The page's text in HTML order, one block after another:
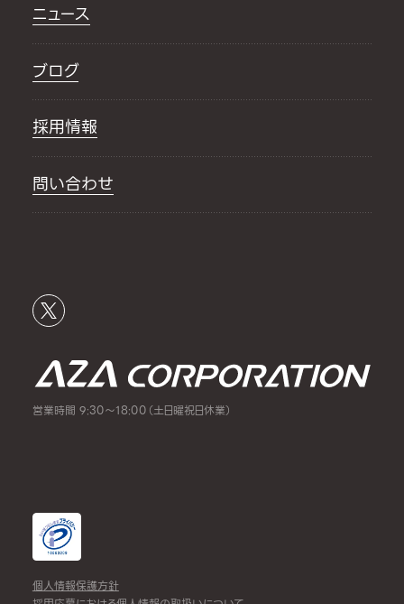
ニュース
ブログ
採用情報
問い合わせ
営業時間 9:30～18:00（土日曜祝日休業）
個人情報保護方針